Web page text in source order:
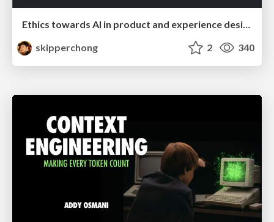
Ethics towards AI in product and experience design
skipperchong
2 340